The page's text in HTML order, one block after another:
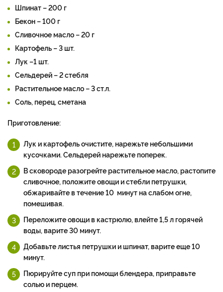
Шпинат – 200 г
Бекон – 100 г
Сливочное масло – 20 г
Картофель – 3 шт.
Лук –1 шт.
Сельдерей – 2 стебля
Растительное масло – 3 ст.л.
Соль, перец, сметана
Приготовление:
Лук и картофель очистите, нарежьте небольшими
кусочками. Сельдерей нарежьте поперек.
В сковороде разогрейте растительное масло, растопите
сливочное, положите овощи и стебли петрушки,
обжаривайте в течение 10 минут на слабом огне,
помешивая.
Переложите овощи в кастрюлю, влейте 1,5 л горячей
воды, варите 30 минут.
Добавьте листья петрушки и шпинат, варите еще 10
минут.
Пюрируйте суп при помощи блендера, приправьте
солью и перцем.